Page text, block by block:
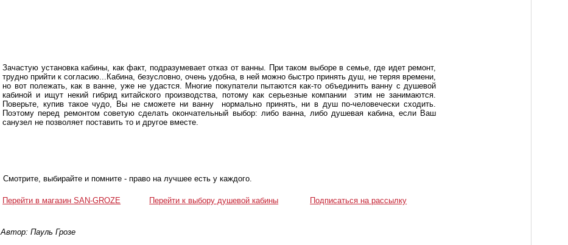
Зачастую установка кабины, как факт, подразумевает отказ от ванны. При таком выборе в семье, где идет ремонт,
трудно прийти к согласию...Кабина, безусловно, очень удобна, в ней можно быстро принять душ, не теряя времени,
но вот полежать, как в ванне, уже не удастся. Многие покупатели пытаются как-то объединить ванну с душевой
кабиной и ищут некий гибрид китайского производства, потому как серьезные компании этим не занимаются.
Поверьте, купив такое чудо, Вы не сможете ни ванну нормально принять, ни в душ по-человечески сходить.
Поэтому перед ремонтом советую сделать окончательный выбор: либо ванна, либо душевая кабина, если Ваш
санузел не позволяет поставить то и другое вместе.
Смотрите, выбирайте и помните - право на лучшее есть у каждого.
Перейти в магазин SAN-GROZE Перейти к выбору душевой кабины Подписаться на рассылку
Автор: Пауль Грозе